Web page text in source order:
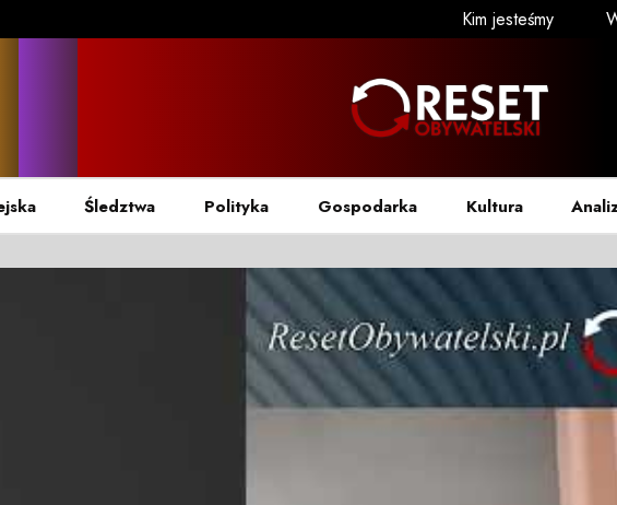
Kim jesteśmy
Śledztwa Polityka Gospodarka Kultura